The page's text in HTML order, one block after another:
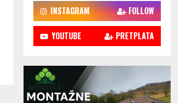
INSTAGRAM FOLLOW
YOUTUBE PRETPLATA